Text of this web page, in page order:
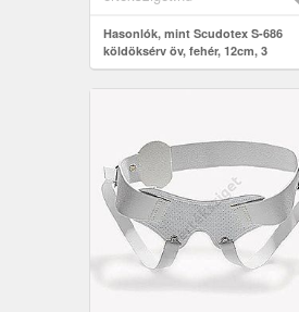
Hasonlók, mint Scudotex S-686
köldöksérv öv, fehér, 12cm, 3